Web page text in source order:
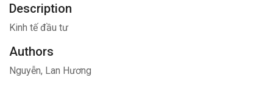
Description
Kinh tế đầu tư
Authors
Nguyễn, Lan Hương